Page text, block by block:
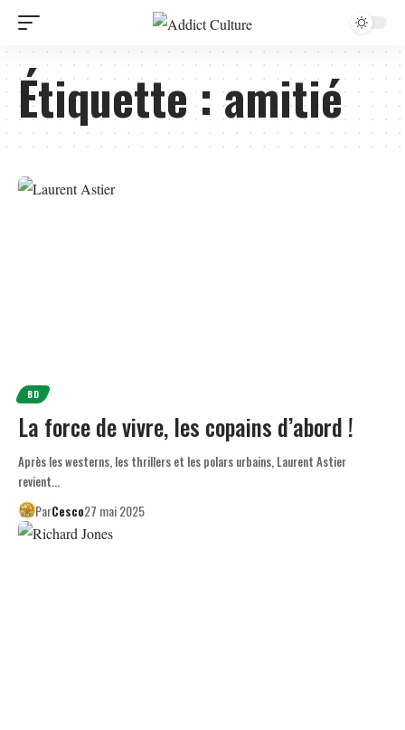
Étiquette :amitié
BD
La force de vivre, les copains d’abord !
Après les westerns, les thrillers et les polars urbains, Laurent Astier
revient…
ParCesco27 mai 2025